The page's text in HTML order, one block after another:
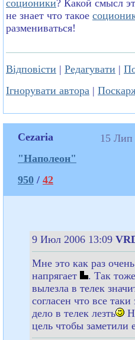
соционики? Какой смысл
не знает что такое
размениваться!
Відповісти | Редагувати |
Ігнорувати автора |
Cezaria
"Наполеон"
950 / 42
15 Лип
9 Июл 2006 13:09
Мне это как раз
напрягает
. Так
вылезла в телек
согласен что все
дело в телек лезть
цель чтобы заметили